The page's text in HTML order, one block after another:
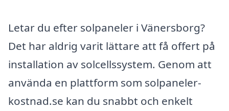
Letar du efter solpaneler i Vänersborg?
Det har aldrig varit lättare att få offert på
installation av solcellssystem. Genom att
använda en plattform som solpaneler-
kostnad.se kan du snabbt och enkelt